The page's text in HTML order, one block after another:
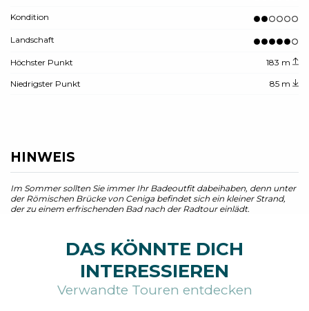
Kondition
Landschaft
Höchster Punkt 183 m
Niedrigster Punkt 85 m
HINWEIS
Im Sommer sollten Sie immer Ihr Badeoutfit dabeihaben, denn unter
der Römischen Brücke von Ceniga befindet sich ein kleiner Strand,
der zu einem erfrischenden Bad nach der Radtour einlädt.
DAS KÖNNTE DICH
INTERESSIEREN
Verwandte Touren entdecken